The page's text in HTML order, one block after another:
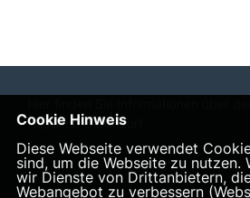
Hessisch Oldendorf
Cookie Hinweis
Diese Webseite verwendet
sind, um die Webseite zu nutzen.
wir Dienste von Drittanbietern,
Webangebot zu verbessern